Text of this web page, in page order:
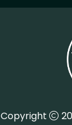
Copyright